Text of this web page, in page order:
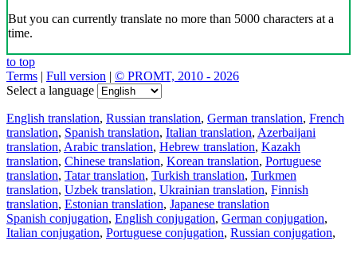
But you can currently translate no more than 5000 characters at a
time.
to top
Terms | Full version | © PROMT, 2010 - 2026
Select a language
English translation, Russian translation, German translation, French
translation, Spanish translation, Italian translation, Azerbaijani
translation, Arabic translation, Hebrew translation, Kazakh
translation, Chinese translation, Korean translation, Portuguese
translation, Tatar translation, Turkish translation, Turkmen
translation, Uzbek translation, Ukrainian translation, Finnish
translation, Estonian translation, Japanese translation
Spanish conjugation, English conjugation, German conjugation,
Italian conjugation, Portuguese conjugation, Russian conjugation,